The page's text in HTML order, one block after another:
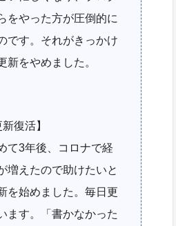
をやった方が圧倒的に
です。それがきっかけ
新をやめました。
復活】
て3年後、コロナで経
増えたので助けたいと
を始めました。毎日更
ます。「書かなかった